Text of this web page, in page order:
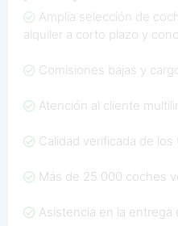
Amplia selección de
alquiler a corto plazo y
Comisiones bajas y
Atención al cliente
Calidad verificada de los
Más de 25 000 coches
Asistencia en la entrega